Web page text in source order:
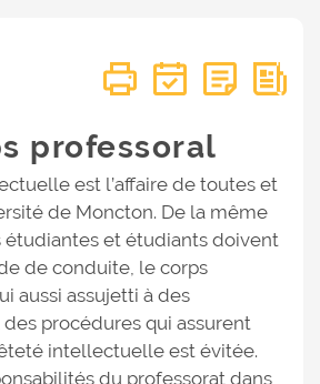
professoral
est l’affaire de toutes et
de Moncton. De la même
étudiantes et étudiants doivent
de conduite, le corps
aussi assujetti à des
procédures qui assurent
intellectuelle est évitée.
du professorat dans